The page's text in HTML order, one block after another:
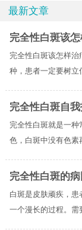
最新文章
完全性白斑该
完全性白斑该怎样治
种，患者一定要树立
完全性白斑自
完全性白斑就是一
色，白斑中没有色素
完全性白斑的
白斑是皮肤顽疾，
一个漫长的过程。需